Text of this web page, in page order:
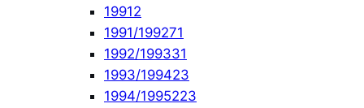
19912
1991/199271
1992/199331
1993/199423
1994/1995223